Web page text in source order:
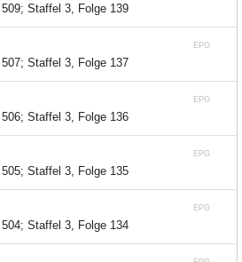
509; Staffel 3, Folge 139
EPG
507; Staffel 3, Folge 137
EPG
506; Staffel 3, Folge 136
EPG
505; Staffel 3, Folge 135
EPG
504; Staffel 3, Folge 134